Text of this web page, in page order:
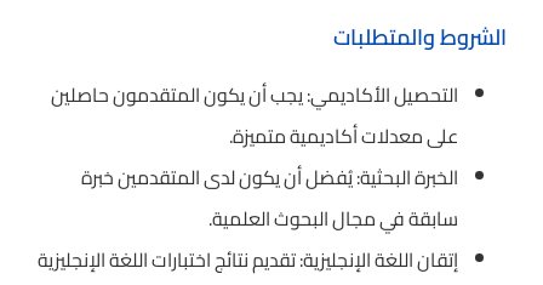
الشروط والمتطلبات
التحصيل الأكاديمي: يجب أن يكون المتقدمون حاصلين
على معدلات أكاديمية متميزة.
الخبرة البحثية: يُفضل أن يكون لدى المتقدمين خبرة
سابقة في مجال البحوث العلمية.
إتقان اللغة الإنجليزية: تقديم نتائج اختبارات اللغة الإنجليزية